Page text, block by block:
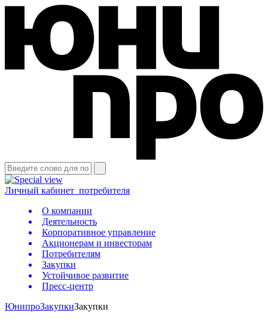
Личный кабинет потребителя
О компании
Деятельность
Корпоративное управление
Акционерам и инвесторам
Потребителям
Закупки
Устойчивое развитие
Пресс-центр
ЮнипроЗакупкиЗакупки